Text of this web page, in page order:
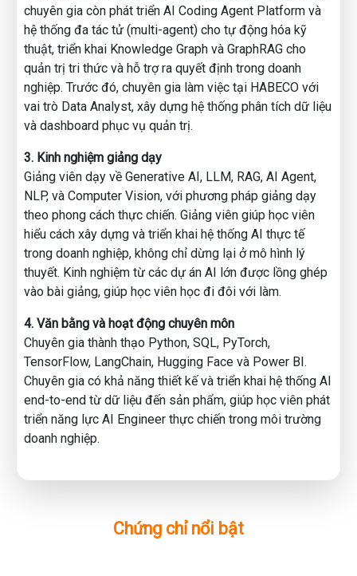
#HocVienMCI #TalkshowAI #MCIacademy #MCI
chuyên gia còn phát triển AI Coding Agent Platform và
hệ thống đa tác tử (multi-agent) cho tự động hóa kỹ
thuật, triển khai Knowledge Graph và GraphRAG cho
quản trị tri thức và hỗ trợ ra quyết định trong doanh
nghiệp. Trước đó, chuyên gia làm việc tại HABECO với
vai trò Data Analyst, xây dựng hệ thống phân tích dữ liệu
và dashboard phục vụ quản trị.
3. Kinh nghiệm giảng dạy
Giảng viên dạy về Generative AI, LLM, RAG, AI Agent,
NLP, và Computer Vision, với phương pháp giảng dạy
theo phong cách thực chiến. Giảng viên giúp học viên
hiểu cách xây dựng và triển khai hệ thống AI thực tế
trong doanh nghiệp, không chỉ dừng lại ở mô hình lý
thuyết. Kinh nghiệm từ các dự án AI lớn được lồng ghép
vào bài giảng, giúp học viên học đi đôi với làm.
4. Văn bằng và hoạt động chuyên môn
Chuyên gia thành thạo Python, SQL, PyTorch,
TensorFlow, LangChain, Hugging Face và Power BI.
Chuyên gia có khả năng thiết kế và triển khai hệ thống AI
end-to-end từ dữ liệu đến sản phẩm, giúp học viên phát
triển năng lực AI Engineer thực chiến trong môi trường
doanh nghiệp.
Chứng chỉ nổi bật